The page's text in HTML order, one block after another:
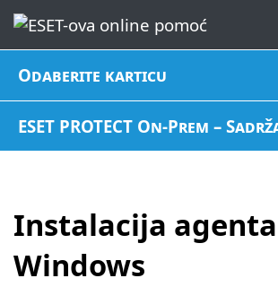
Odaberite karticu
ESET PROTECT On-Prem –
Instalacija
Windows